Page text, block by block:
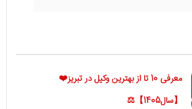
معرفی 10 تا از بهترین وکیل در تبریز❤️
【سال1405】⚖️